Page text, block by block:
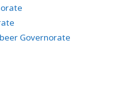
Governorate